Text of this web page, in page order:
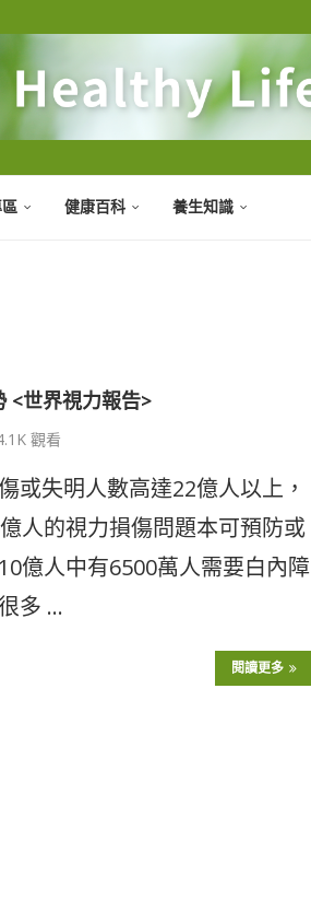
健康百科 養生知識
<世界視力報告>
觀看
或失明人數高達22億人以上，
人的視力損傷問題本可預防或
億人中有6500萬人需要白內障
多 …
閱讀更多